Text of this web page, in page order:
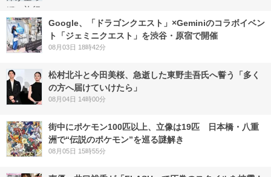
Google、「ドラゴンクエスト」×Geminiのコラボイベン
ト「ジェミニクエスト」を渋谷・原宿で開催
08月03日 18時42分
松村北斗と今田美桜、急逝した東野圭吾氏へ誓う「多く
の方へ届けていけたら」
08月04日 14時00分
街中にポケモン100匹以上、立像は19匹 日本橋・八重
洲で“伝説のポケモン”を巡る謎解き
08月05日 15時55分